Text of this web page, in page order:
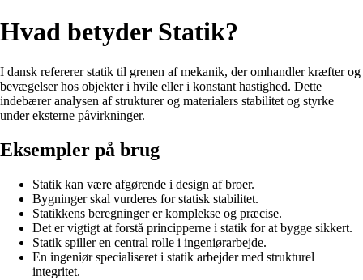
Hvad betyder Statik?
I dansk refererer statik til grenen af ​​mekanik, der omhandler kræfter og
bevægelser hos objekter i hvile eller i konstant hastighed. Dette
indebærer analysen af strukturer og materialers stabilitet og styrke
under eksterne påvirkninger.
Eksempler på brug
Statik kan være afgørende i design af broer.
Bygninger skal vurderes for statisk stabilitet.
Statikkens beregninger er komplekse og præcise.
Det er vigtigt at forstå principperne i statik for at bygge sikkert.
Statik spiller en central rolle i ingeniørarbejde.
En ingeniør specialiseret i statik arbejder med strukturel
integritet.